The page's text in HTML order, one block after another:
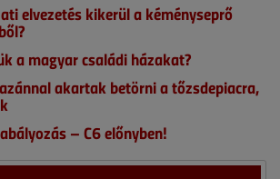
elvezetés kikerül a kéményseprő
a magyar családi házakat?
akartak betörni a tőzsdepiacra,
– C6 előnyben!